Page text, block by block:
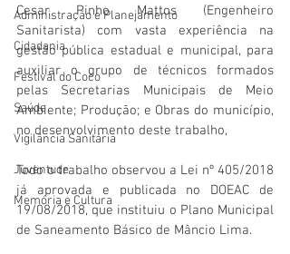
Administração e Planejamento
Cidadania
Festival do Coco
Saúde
Vigilãncia Sanitária
Juventude
Memória e Cultura
Cesar Pinho Mattos (Engenheiro
Sanitarista) com vasta experiência na
gestão pública estadual e municipal, para
auxiliar o grupo de técnicos formados
pelas Secretarias Municipais de Meio
Ambiente; Produção; e Obras do município,
no desenvolvimento deste trabalho,
Todo o trabalho observou a Lei nº 405/2018
já aprovada e publicada no DOEAC de
19/08/2018, que instituiu o Plano Municipal
de Saneamento Básico de Mâncio Lima.